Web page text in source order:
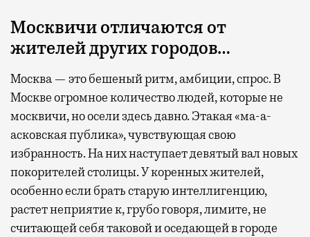
Москвичи отличаются от
жителей других городов…
Москва — это бешеный ритм, амбиции, спрос. В
Москве огромное количество людей, которые не
москвичи, но осели здесь давно. Этакая «ма-а-
асковская публика», чувствующая свою
избранность. На них наступает девятый вал новых
покорителей столицы. У коренных жителей,
особенно если брать старую интеллигенцию,
растет неприятие к, грубо говоря, лимите, не
считающей себя таковой и оседающей в городе